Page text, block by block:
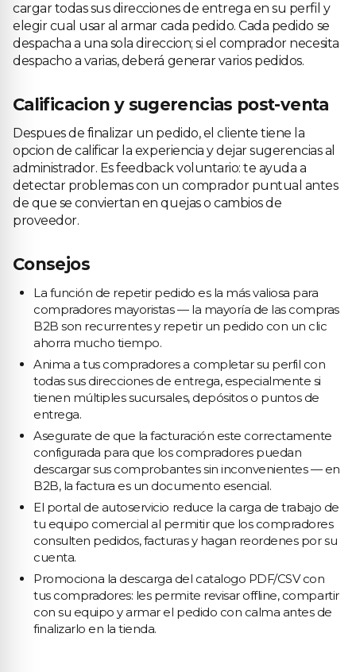
cargar todas sus direcciones de entrega en su perfil y
elegir cual usar al armar cada pedido. Cada pedido se
despacha a una sola direccion; si el comprador necesita
despacho a varias, deberá generar varios pedidos.
Calificacion y sugerencias post-venta
Despues de finalizar un pedido, el cliente tiene la
opcion de calificar la experiencia y dejar sugerencias al
administrador. Es feedback voluntario: te ayuda a
detectar problemas con un comprador puntual antes
de que se conviertan en quejas o cambios de
proveedor.
Consejos
La función de repetir pedido es la más valiosa para
compradores mayoristas — la mayoría de las compras
B2B son recurrentes y repetir un pedido con un clic
ahorra mucho tiempo.
Anima a tus compradores a completar su perfil con
todas sus direcciones de entrega, especialmente si
tienen múltiples sucursales, depósitos o puntos de
entrega.
Asegurate de que la facturación este correctamente
configurada para que los compradores puedan
descargar sus comprobantes sin inconvenientes — en
B2B, la factura es un documento esencial.
El portal de autoservicio reduce la carga de trabajo de
tu equipo comercial al permitir que los compradores
consulten pedidos, facturas y hagan reordenes por su
cuenta.
Promociona la descarga del catalogo PDF/CSV con
tus compradores: les permite revisar offline, compartir
con su equipo y armar el pedido con calma antes de
finalizarlo en la tienda.